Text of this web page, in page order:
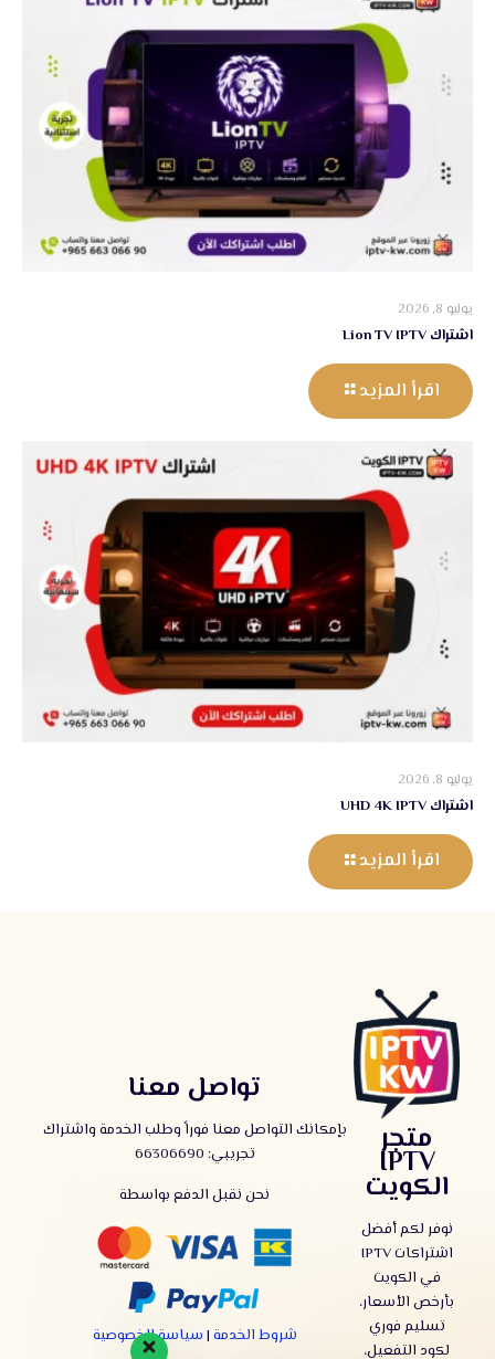
يوليو 8, 2026
اشتراك Lion TV IPTV
اقرأ المزيد
يوليو 8, 2026
اشتراك UHD 4K IPTV
اقرأ المزيد
متجر
IPTV
الكويت
نوفر لكم أفضل
اشتراكات IPTV
في الكويت
بأرخص الأسعار،
تسليم فوري
لكود التفعيل،
تواصل معنا
بإمكانك التواصل معنا فوراً وطلب الخدمة واشتراك
تجريبي: 66306690
نحن نقبل الدفع بواسطة
شروط الخدمة | سياسة الخصوصية